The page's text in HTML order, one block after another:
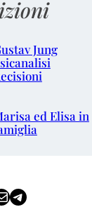
Jung
ed Elisa in
Telegram